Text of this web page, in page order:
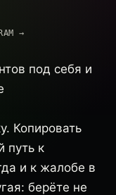
→
под себя и
Копировать
путь к
и к жалобе в
берёте не